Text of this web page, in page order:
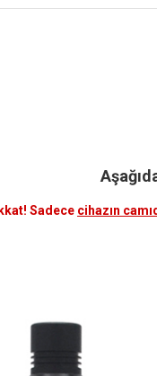
Sadece cihazın